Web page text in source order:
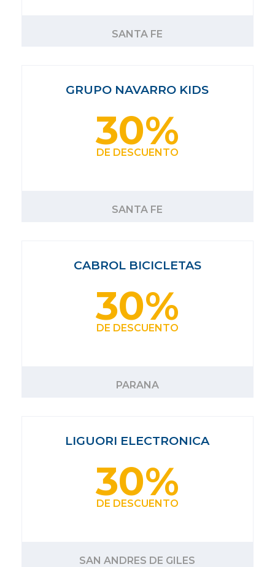
SANTA FE
GRUPO NAVARRO KIDS
30%
DE DESCUENTO
SANTA FE
CABROL BICICLETAS
30%
DE DESCUENTO
PARANA
LIGUORI ELECTRONICA
30%
DE DESCUENTO
SAN ANDRES DE GILES